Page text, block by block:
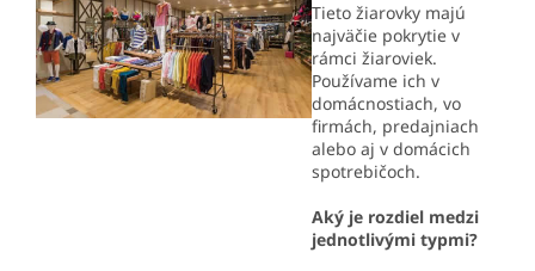
Tieto žiarovky majú
najväčie pokrytie v
rámci žiaroviek.
Používame ich v
domácnostiach, vo
firmách, predajniach
alebo aj v domácich
spotrebičoch.
Aký je rozdiel medzi
jednotlivými typmi?